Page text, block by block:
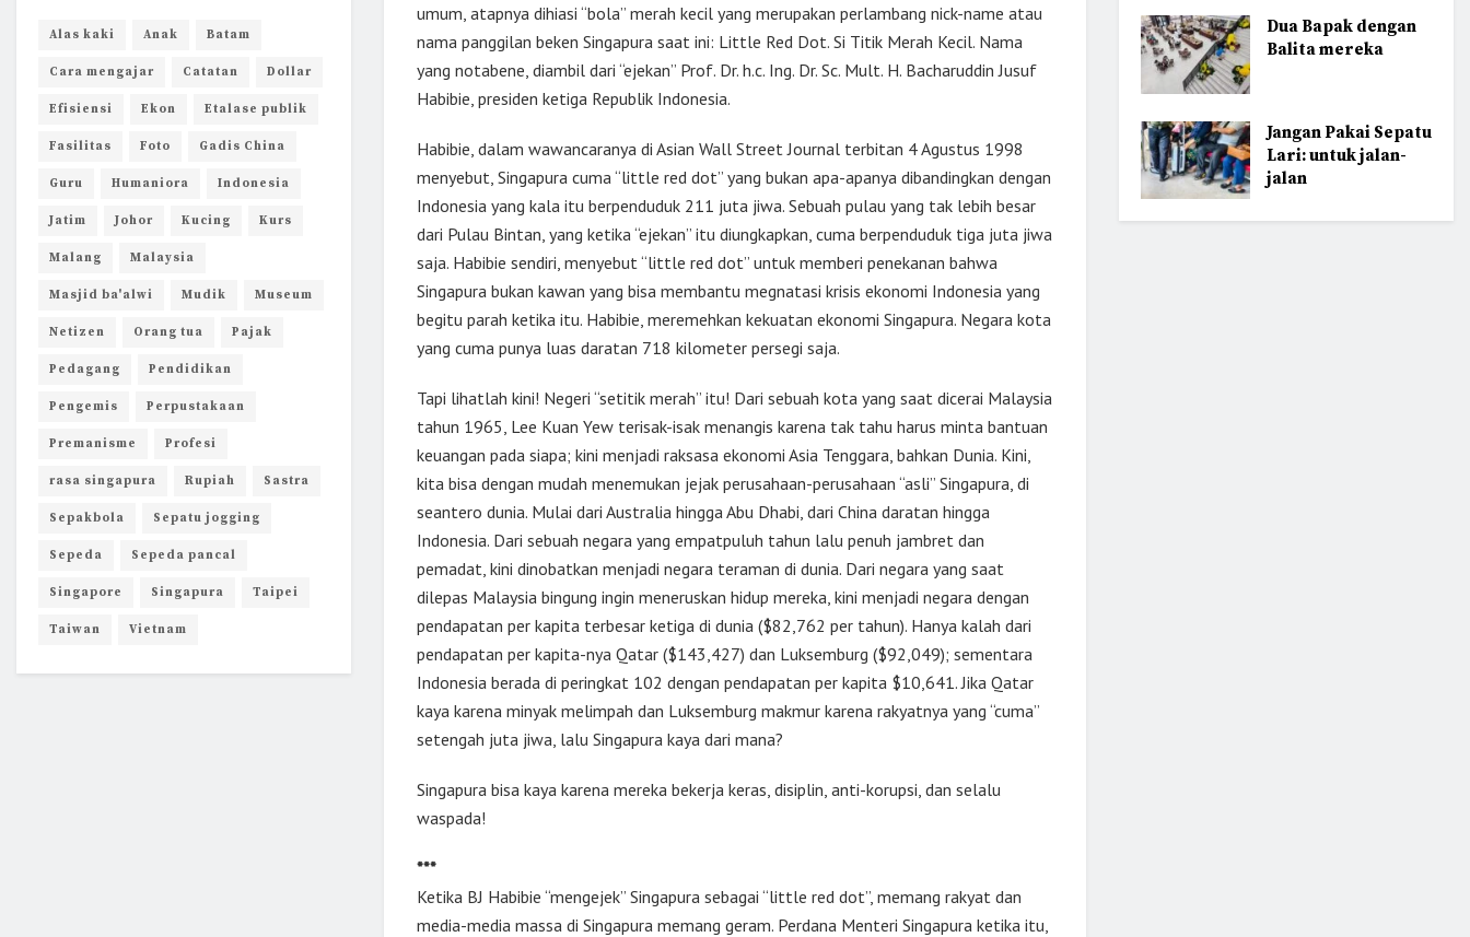
umum, atapnya dihiasi “bola” merah kecil yang merupakan perlambang nick-name atau
nama panggilan beken Singapura saat ini: Little Red Dot. Si Titik Merah Kecil. Nama
yang notabene, diambil dari “ejekan” Prof. Dr. h.c. Ing. Dr. Sc. Mult. H. Bacharuddin Jusuf
Habibie, presiden ketiga Republik Indonesia.
Habibie, dalam wawancaranya di Asian Wall Street Journal terbitan 4 Agustus 1998
menyebut, Singapura cuma “little red dot” yang bukan apa-apanya dibandingkan dengan
Indonesia yang kala itu berpenduduk 211 juta jiwa. Sebuah pulau yang tak lebih besar
dari Pulau Bintan, yang ketika “ejekan” itu diungkapkan, cuma berpenduduk tiga juta jiwa
saja. Habibie sendiri, menyebut “little red dot” untuk memberi penekanan bahwa
Singapura bukan kawan yang bisa membantu megnatasi krisis ekonomi Indonesia yang
begitu parah ketika itu. Habibie, meremehkan kekuatan ekonomi Singapura. Negara kota
yang cuma punya luas daratan 718 kilometer persegi saja.
Tapi lihatlah kini! Negeri “setitik merah” itu! Dari sebuah kota yang saat dicerai Malaysia
tahun 1965, Lee Kuan Yew terisak-isak menangis karena tak tahu harus minta bantuan
keuangan pada siapa; kini menjadi raksasa ekonomi Asia Tenggara, bahkan Dunia. Kini,
kita bisa dengan mudah menemukan jejak perusahaan-perusahaan “asli” Singapura, di
seantero dunia. Mulai dari Australia hingga Abu Dhabi, dari China daratan hingga
Indonesia. Dari sebuah negara yang empatpuluh tahun lalu penuh jambret dan
pemadat, kini dinobatkan menjadi negara teraman di dunia. Dari negara yang saat
dilepas Malaysia bingung ingin meneruskan hidup mereka, kini menjadi negara dengan
pendapatan per kapita terbesar ketiga di dunia ($82,762 per tahun). Hanya kalah dari
pendapatan per kapita-nya Qatar ($143,427) dan Luksemburg ($92,049); sementara
Indonesia berada di peringkat 102 dengan pendapatan per kapita $10,641. Jika Qatar
kaya karena minyak melimpah dan Luksemburg makmur karena rakyatnya yang “cuma”
setengah juta jiwa, lalu Singapura kaya dari mana?
Singapura bisa kaya karena mereka bekerja keras, disiplin, anti-korupsi, dan selalu
waspada!
***
Ketika BJ Habibie “mengejek” Singapura sebagai “little red dot”, memang rakyat dan
media-media massa di Singapura memang geram. Perdana Menteri Singapura ketika itu,
Alas kaki Anak Batam
Cara mengajar Catatan Dollar
Efisiensi Ekon Etalase publik
Fasilitas Foto Gadis China
Guru Humaniora Indonesia
Jatim Johor Kucing Kurs
Malang Malaysia
Masjid ba'alwi Mudik Museum
Netizen Orang tua Pajak
Pedagang Pendidikan
Pengemis Perpustakaan
Premanisme Profesi
rasa singapura Rupiah Sastra
Sepakbola Sepatu jogging
Sepeda Sepeda pancal
Singapore Singapura Taipei
Taiwan Vietnam
Dua Bapak dengan
Balita mereka
Jangan Pakai Sepatu
Lari: untuk jalan-
jalan